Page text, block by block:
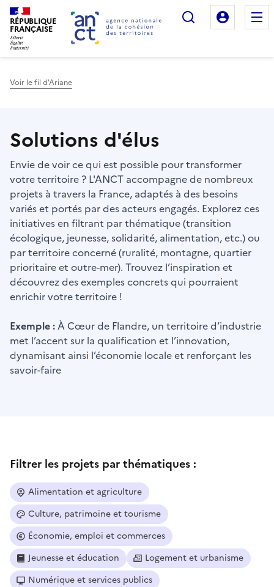
RÉPUBLIQUE
FRANÇAISE
Rechercher
Mon
Voir le fil d'Ariane
Solutions d'élus
Envie de voir ce qui est possible pour transformer
votre territoire ? L'ANCT accompagne de nombreux
projets à travers la France, adaptés à des besoins
variés et portés par des acteurs engagés. Explorez ces
initiatives en filtrant par thématique (transition
écologique, jeunesse, solidarité, alimentation, etc.) ou
par territoire concerné (ruralité, montagne, quartier
prioritaire et outre-mer). Trouvez l’inspiration et
découvrez des exemples concrets qui pourraient
enrichir votre territoire !
Exemple :À Cœur de Flandre, un territoire d’industrie
met l’accent sur la qualification et l’innovation,
dynamisant ainsi l’économie locale et renforçant les
savoir-faire
Filtrer les projets par thématiques :
Alimentation et agriculture
Culture, patrimoine et tourisme
Économie, emploi et commerces
Jeunesse et éducation
Logement et urbanisme
Numérique et services publics